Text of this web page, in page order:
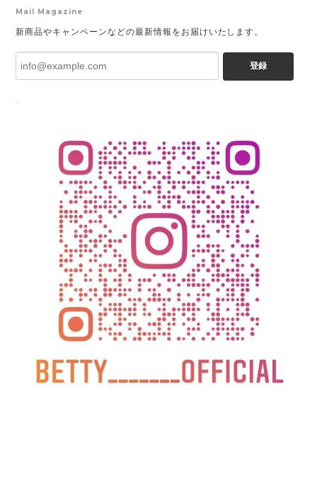
Mail Magazine
新商品やキャンペーンなどの最新情報をお届けいたします。
登録